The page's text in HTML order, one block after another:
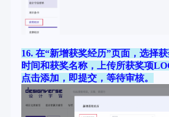
16. 在“新增获奖经历”页面，选择
时间和获奖名称，上传所获奖项
点击添加，即提交，等待审核。